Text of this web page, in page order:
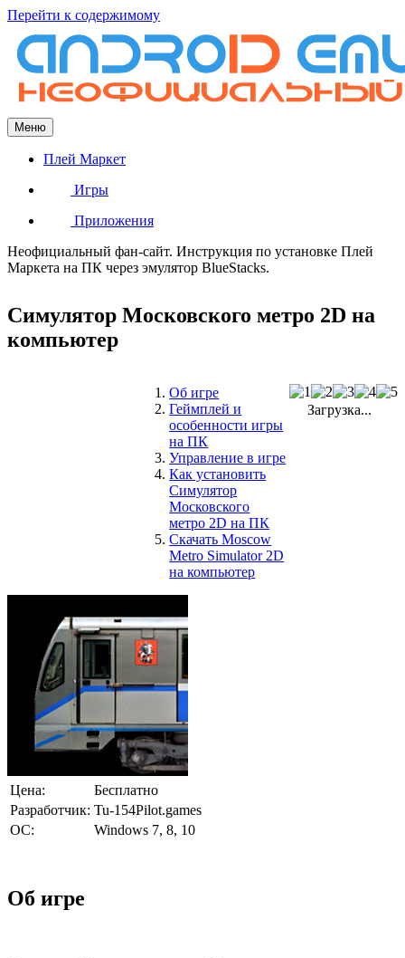
Перейти к содержимому
Меню
Плей Маркет
Игры
Приложения
Неофициальный фан-сайт. Инструкция по установке Плей
Маркета на ПК через эмулятор BlueStacks.
Симулятор Московского метро 2D на
компьютер
Загрузка...
Об игре
Геймплей и
особенности игры
на ПК
Управление в игре
Как установить
Симулятор
Московского
метро 2D на ПК
Скачать Moscow
Metro Simulator 2D
на компьютер
Цена:
Бесплатно
Разработчик: Tu-154Pilot.games
ОС:
Windows 7, 8, 10
Об игре